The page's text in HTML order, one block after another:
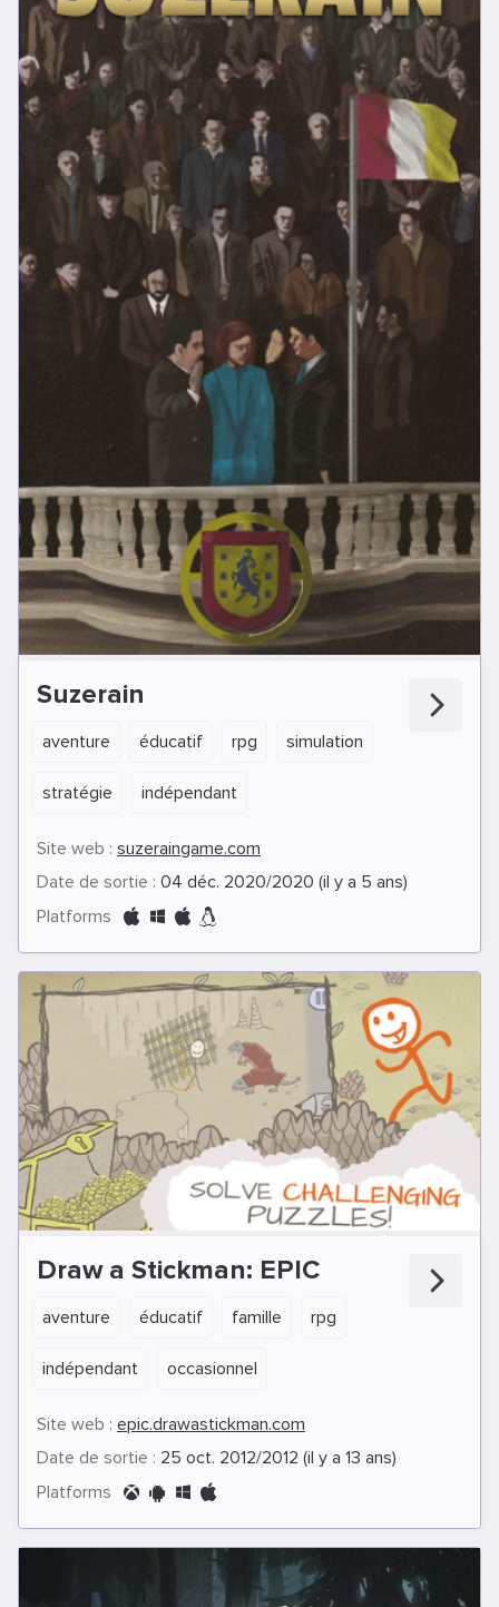
Suzerain
aventure éducatif rpg simulation
stratégie indépendant
Site web : suzeraingame.com
Date de sortie : 04 déc. 2020/2020 (il y a 5 ans)
Platforms
Draw a Stickman: EPIC
aventure éducatif famille rpg
indépendant occasionnel
Site web : epic.drawastickman.com
Date de sortie : 25 oct. 2012/2012 (il y a 13 ans)
Platforms